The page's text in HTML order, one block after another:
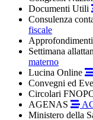
Documenti Utili
Consulenza
fiscale
Approfondimenti
Settimana
materno
Lucina Online
Convegni ed
Circolari
AGENAS
Ministero della